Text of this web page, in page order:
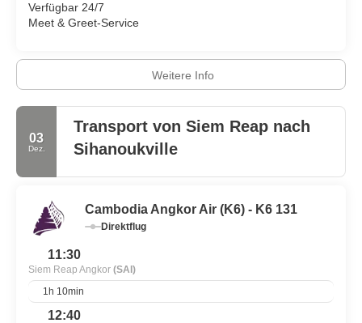
Verfügbar 24/7
Meet & Greet-Service
Weitere Info
03
Dez.
Transport von Siem Reap nach
Sihanoukville
Cambodia Angkor Air (K6) - K6 131
Direktflug
11:30
Siem Reap Angkor (SAI)
1h 10min
12:40